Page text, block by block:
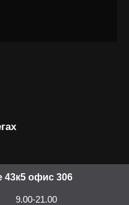
43к5 офис 306
9.00-21.00